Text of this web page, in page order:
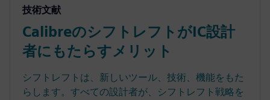
技術文献
CalibreのシフトレフトがIC設計
者にもたらすメリット
シフトレフトは、新しいツール、技術、機能をもた
らします。すべての設計者が、シフトレフト戦略を